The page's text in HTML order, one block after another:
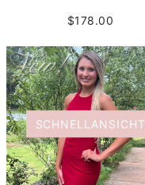
$178.00
SCHNELLANSICHT